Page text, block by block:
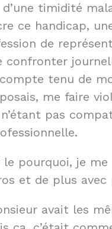
timidité
ce handicap,
de
confronter
tenu de
me faire
pas
pourquoi, je me
et de plus avec
avait les